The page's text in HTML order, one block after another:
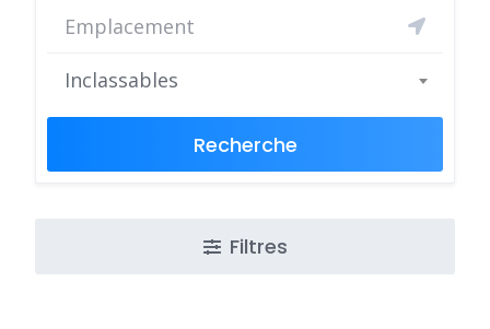
Inclassables
Recherche
Filtres